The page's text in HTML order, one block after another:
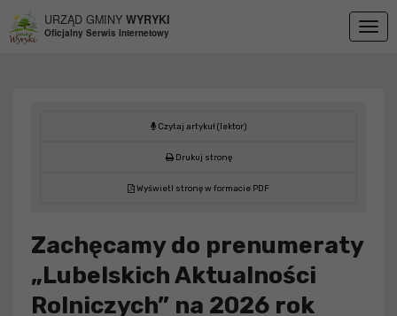
URZĄD GMINY WYRYKI
Oficjalny Serwis Internetowy
Czytaj artykuł (lektor)
Drukuj stronę
Wyświetl stronę w formacie PDF
Zachęcamy do prenumeraty
„Lubelskich Aktualności
Rolniczych” na 2026 rok